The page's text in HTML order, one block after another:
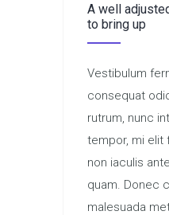
A well
to bring up
Vestibulum
consequat
rutrum, nunc
tempor, mi elit
non iaculis
quam. Donec
malesuada